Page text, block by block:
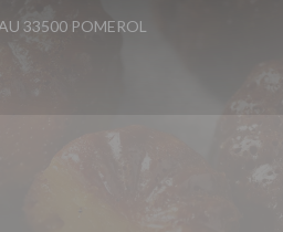
33500 POMEROL